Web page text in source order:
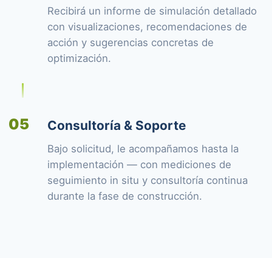
Recibirá un informe de simulación detallado
con visualizaciones, recomendaciones de
acción y sugerencias concretas de
optimización.
05 Consultoría & Soporte
Bajo solicitud, le acompañamos hasta la
implementación — con mediciones de
seguimiento in situ y consultoría continua
durante la fase de construcción.